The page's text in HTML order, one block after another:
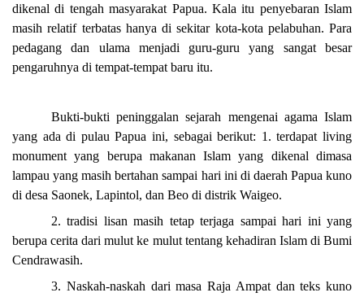
dikenal di tengah masyarakat Papua. Kala itu penyebaran Islam
masih relatif terbatas hanya di sekitar kota-kota pelabuhan. Para
pedagang dan ulama menjadi guru-guru yang sangat besar
pengaruhnya di tempat-tempat baru itu.
Bukti-bukti peninggalan sejarah mengenai agama Islam
yang ada di pulau Papua ini, sebagai berikut: 1. terdapat living
monument yang berupa makanan Islam yang dikenal dimasa
lampau yang masih bertahan sampai hari ini di daerah Papua kuno
di desa Saonek, Lapintol, dan Beo di distrik Waigeo.
2. tradisi lisan masih tetap terjaga sampai hari ini yang
berupa cerita dari mulut ke mulut tentang kehadiran Islam di Bumi
Cendrawasih.
3. Naskah-naskah dari masa Raja Ampat dan teks kuno